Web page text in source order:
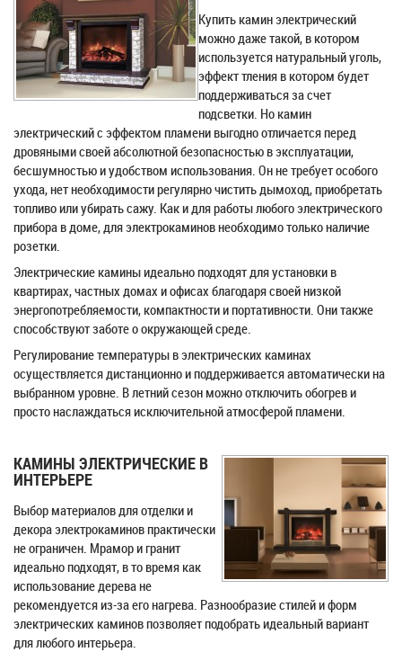
Купить камин электрический
можно даже такой, в котором
используется натуральный уголь,
эффект тления в котором будет
поддерживаться за счет
подсветки. Но камин
электрический с эффектом пламени выгодно отличается перед
дровяными своей абсолютной безопасностью в эксплуатации,
бесшумностью и удобством использования. Он не требует особого
ухода, нет необходимости регулярно чистить дымоход, приобретать
топливо или убирать сажу. Как и для работы любого электрического
прибора в доме, для электрокаминов необходимо только наличие
розетки.
Электрические камины идеально подходят для установки в
квартирах, частных домах и офисах благодаря своей низкой
энергопотребляемости, компактности и портативности. Они также
способствуют заботе о окружающей среде.
Регулирование температуры в электрических каминах
осуществляется дистанционно и поддерживается автоматически на
выбранном уровне. В летний сезон можно отключить обогрев и
просто наслаждаться исключительной атмосферой пламени.
КАМИНЫ ЭЛЕКТРИЧЕСКИЕ В
ИНТЕРЬЕРЕ
Выбор материалов для отделки и
декора электрокаминов практически
не ограничен. Мрамор и гранит
идеально подходят, в то время как
использование дерева не
рекомендуется из-за его нагрева. Разнообразие стилей и форм
электрических каминов позволяет подобрать идеальный вариант
для любого интерьера.